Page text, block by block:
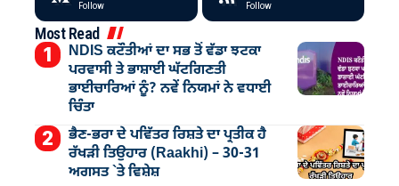
Follow Follow
Most Read
NDIS ਕਟੌਤੀਆਂ ਦਾ ਸਭ ਤੋਂ ਵੱਡਾ ਝਟਕਾ
ਪਰਵਾਸੀ ਤੇ ਭਾਸ਼ਾਈ ਘੱਟਗਿਣਤੀ
ਭਾਈਚਾਰਿਆਂ ਨੂੰ? ਨਵੇਂ ਨਿਯਮਾਂ ਨੇ ਵਧਾਈ
ਚਿੰਤਾ
ਭੈਣ-ਭਰਾ ਦੇ ਪਵਿੱਤਰ ਰਿਸ਼ਤੇ ਦਾ ਪ੍ਰਤੀਕ ਹੈ
ਰੱਖੜੀ ਤਿਉਹਾਰ (Raakhi) – 30-31
ਅਗਸਤ `ਤੇ ਵਿਸ਼ੇਸ਼